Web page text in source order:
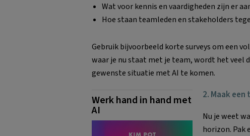
Wat voor kennis en vaardigheden zijn er
Hoe staan teamleden en stakeholders
Gebruik bijvoorbeeld korte surveys om een
waar je nu staat met je team, wordt het veel
gewenste situatie met AI te komen.
Werk hand in hand met
AI
2. Maak
Nu je weet
horizon. Pak